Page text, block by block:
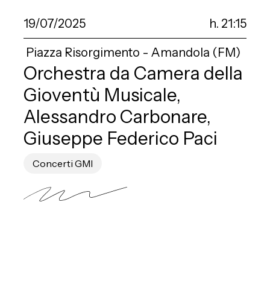
19/07/2025
h. 21:15
Piazza Risorgimento - Amandola (FM)
Orchestra da Camera della
Gioventù Musicale,
Alessandro Carbonare,
Giuseppe Federico Paci
Concerti GMI